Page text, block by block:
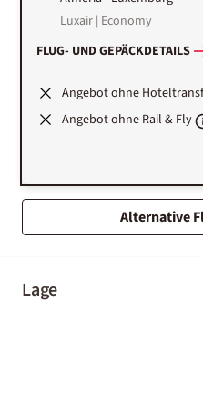
Luxair | Economy
FLUG- UND GEPÄCKDETAILS
Angebot ohne
Angebot ohne Rail & Fly
Alternative
Lage